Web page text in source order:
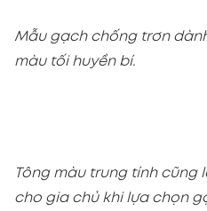
Mẫu gạch chống trơn
màu tối huyền bí.
Tông màu trung tính cũng
cho gia chủ khi lựa chọn